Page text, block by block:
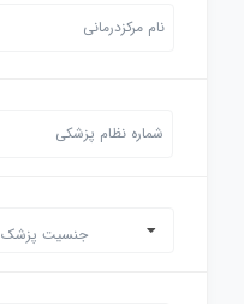
جنسیت پزشک